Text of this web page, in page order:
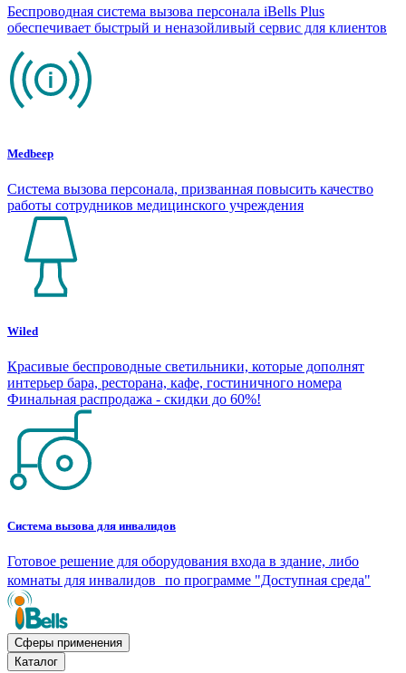
Беспроводная система вызова персонала iBells Plus
обеспечивает быстрый и неназойливый сервис для клиентов
Medbeep
Система вызова персонала, призванная повысить качество
работы сотрудников медицинского учреждения
Wiled
Красивые беспроводные светильники, которые дополнят
интерьер бара, ресторана, кафе, гостиничного номера
Финальная распродажа - скидки до 60%!
Система вызова для инвалидов
Готовое решение для оборудования входа в здание, либо
комнаты для инвалидов по программе "Доступная среда"
Сферы применения
Каталог